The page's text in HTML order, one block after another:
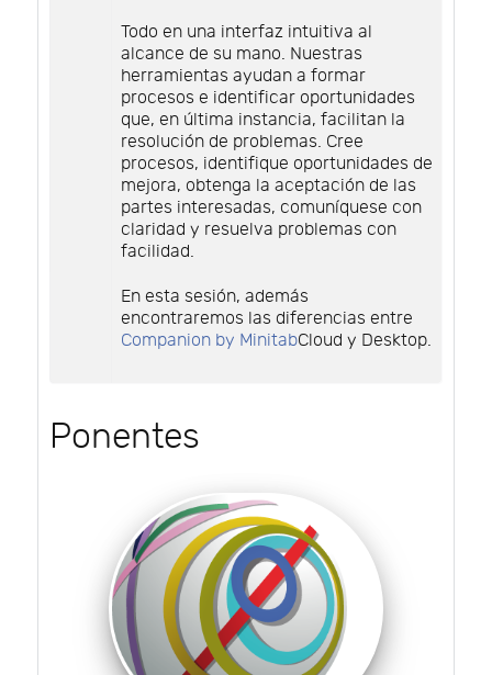
Todo en una interfaz intuitiva al
alcance de su mano. Nuestras
herramientas ayudan a formar
procesos e identificar oportunidades
que, en última instancia, facilitan la
resolución de problemas. Cree
procesos, identifique oportunidades de
mejora, obtenga la aceptación de las
partes interesadas, comuníquese con
claridad y resuelva problemas con
facilidad.
En esta sesión, además
encontraremos las diferencias entre
Companion by MinitabCloud y Desktop.
Ponentes